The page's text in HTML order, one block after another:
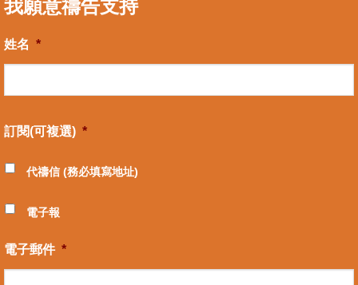
我願意禱告支持
姓名 *
訂閱(可複選) *
代禱信 (務必填寫地址)
電子報
電子郵件 *